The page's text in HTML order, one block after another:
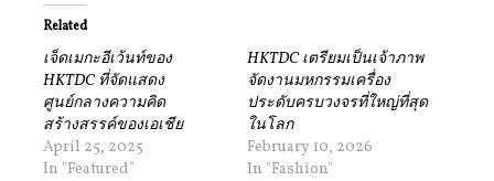
Related
เจ็ดเมกะอีเว้นท์ของ
HKTDC ที่จัดแสดง
ศูนย์กลางความคิด
สร้างสรรค์ของเอเชีย
April 25, 2025
In "Featured"
HKTDC เตรียมเป็นเจ้าภาพ
จัดงานมหกรรมเครื่อง
ประดับครบวงจรที่ใหญ่ที่สุด
ในโลก
February 10, 2026
In "Fashion"